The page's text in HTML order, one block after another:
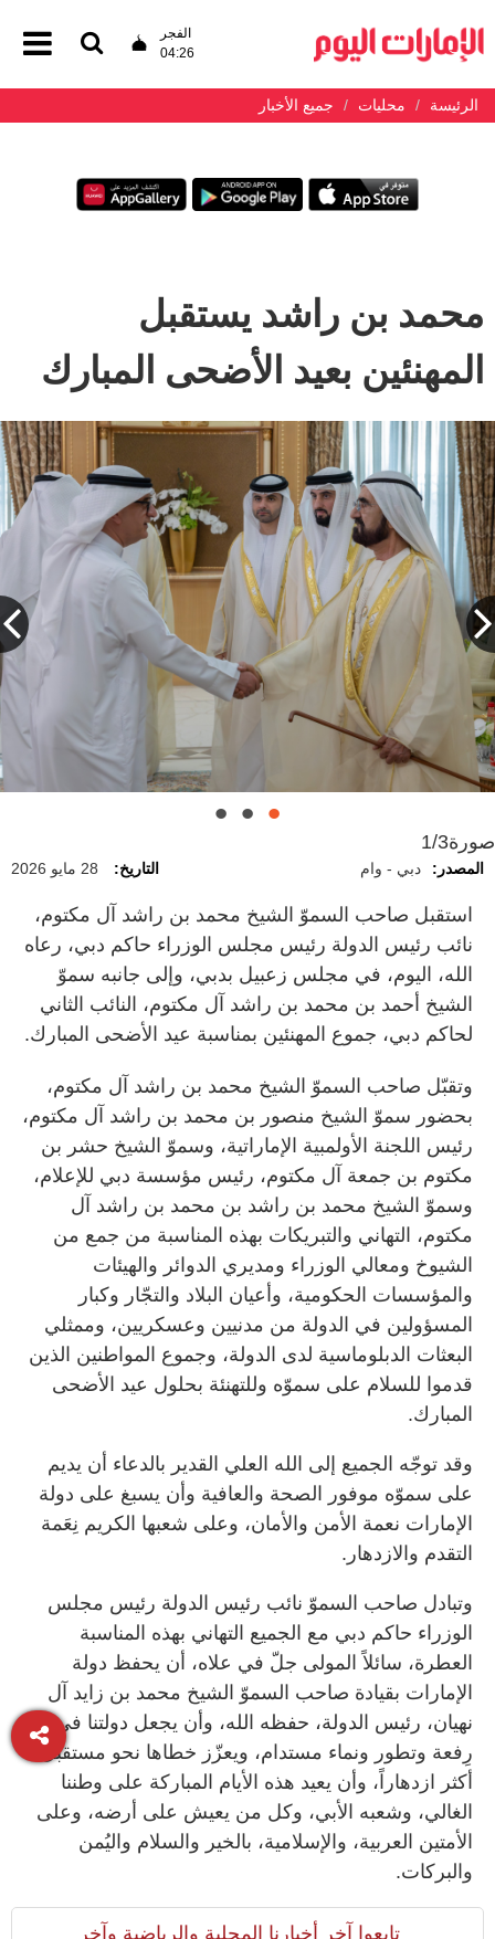
الفجر
04:26
الرئيسة محليات جميع الأخبار
محمد بن راشد يستقبل
المهنئين بعيد الأضحى المبارك
صورة1/3
المصدر: دبي - وام التاريخ: 28 مايو 2026
استقبل صاحب السموّ الشيخ محمد بن راشد آل مكتوم،
نائب رئيس الدولة رئيس مجلس الوزراء حاكم دبي، رعاه
الله، اليوم، في مجلس زعبيل بدبي، وإلى جانبه سموّ
الشيخ أحمد بن محمد بن راشد آل مكتوم، النائب الثاني
لحاكم دبي، جموع المهنئين بمناسبة عيد الأضحى المبارك.
وتقبّل صاحب السموّ الشيخ محمد بن راشد آل مكتوم،
بحضور سموّ الشيخ منصور بن محمد بن راشد آل مكتوم،
رئيس اللجنة الأولمبية الإماراتية، وسموّ الشيخ حشر بن
مكتوم بن جمعة آل مكتوم، رئيس مؤسسة دبي للإعلام،
وسموّ الشيخ محمد بن راشد بن محمد بن راشد آل
مكتوم، التهاني والتبريكات بهذه المناسبة من جمع من
الشيوخ ومعالي الوزراء ومديري الدوائر والهيئات
والمؤسسات الحكومية، وأعيان البلاد والتجّار وكبار
المسؤولين في الدولة من مدنيين وعسكريين، وممثلي
البعثات الدبلوماسية لدى الدولة، وجموع المواطنين الذين
قدموا للسلام على سموّه وللتهنئة بحلول عيد الأضحى
المبارك.
وقد توجّه الجميع إلى الله العلي القدير بالدعاء أن يديم
على سموّه موفور الصحة والعافية وأن يسبغ على دولة
الإمارات نعمة الأمن والأمان، وعلى شعبها الكريم نِعَمة
التقدم والازدهار.
وتبادل صاحب السموّ نائب رئيس الدولة رئيس مجلس
الوزراء حاكم دبي مع الجميع التهاني بهذه المناسبة
العطرة، سائلاً المولى جلّ في علاه، أن يحفظ دولة
الإمارات بقيادة صاحب السموّ الشيخ محمد بن زايد آل
نهيان، رئيس الدولة، حفظه الله، وأن يجعل دولتنا في
رِفعة وتطور ونماء مستدام، ويعزّز خطاها نحو مستقبل
أكثر ازدهاراً، وأن يعيد هذه الأيام المباركة على وطننا
الغالي، وشعبه الأبي، وكل من يعيش على أرضه، وعلى
الأمتين العربية، والإسلامية، بالخير والسلام واليُمن
والبركات.
تابعوا آخر أخبارنا المحلية والرياضية وآخر